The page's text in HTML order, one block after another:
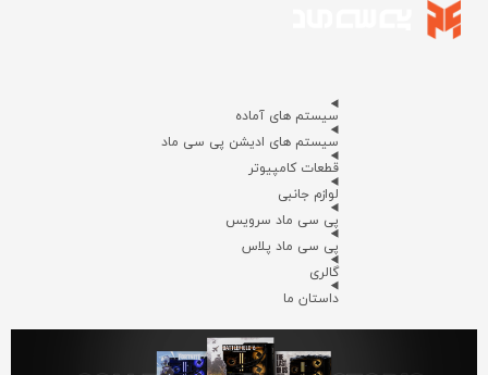
سیستم های آماده
سیستم های ادیشن پی سی ماد
قطعات کامپیوتر
لوازم جانبی
پی سی ماد سرویس
پی سی ماد پلاس
گالری
داستان ما